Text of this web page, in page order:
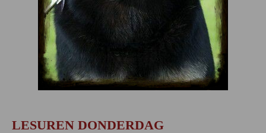
LESUREN DONDERDAG